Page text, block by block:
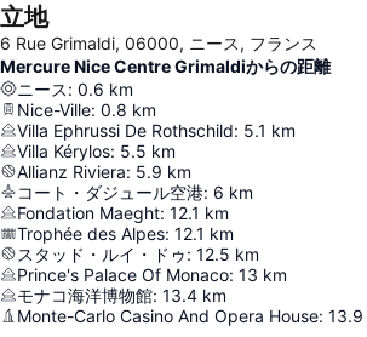
立地
6 Rue Grimaldi, 06000, ニース, フランス
Mercure Nice Centre Grimaldiからの距離
ニース: 0.6 km
Nice-Ville: 0.8 km
Villa Ephrussi De Rothschild: 5.1 km
Villa Kérylos: 5.5 km
Allianz Riviera: 5.9 km
コート・ダジュール空港: 6 km
Fondation Maeght: 12.1 km
Trophée des Alpes: 12.1 km
スタッド・ルイ・ドゥ: 12.5 km
Prince's Palace Of Monaco: 13 km
モナコ海洋博物館: 13.4 km
Monte-Carlo Casino And Opera House: 13.9